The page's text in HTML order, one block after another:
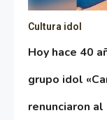
Cultura idol
Hoy hace 40
grupo idol
renunciaron